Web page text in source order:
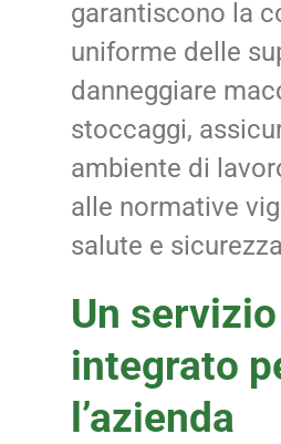
garantiscono la
uniforme delle
danneggiare
stoccaggi,
ambiente di
alle normative
salute e
Un servizio
integrato
l’azienda